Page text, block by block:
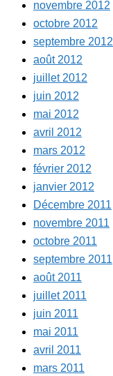
novembre 2012
octobre 2012
septembre 2012
août 2012
juillet 2012
juin 2012
mai 2012
avril 2012
mars 2012
février 2012
janvier 2012
Décembre 2011
novembre 2011
octobre 2011
septembre 2011
août 2011
juillet 2011
juin 2011
mai 2011
avril 2011
mars 2011